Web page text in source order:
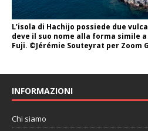
L’isola di Hachijo possiede due
deve il suo nome alla forma simile
Fuji. ©Jérémie Souteyrat per Zoom
INFORMAZIONI
Chi siamo